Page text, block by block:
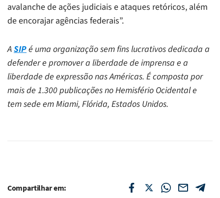
avalanche de ações judiciais e ataques retóricos, além
de encorajar agências federais”.
ASIPé uma organização sem fins lucrativos dedicada a
defender e promover a liberdade de imprensa e a
liberdade de expressão nas Américas. É composta por
mais de 1.300 publicações no Hemisfério Ocidental e
tem sede em Miami, Flórida, Estados Unidos.
Compartilhar em: